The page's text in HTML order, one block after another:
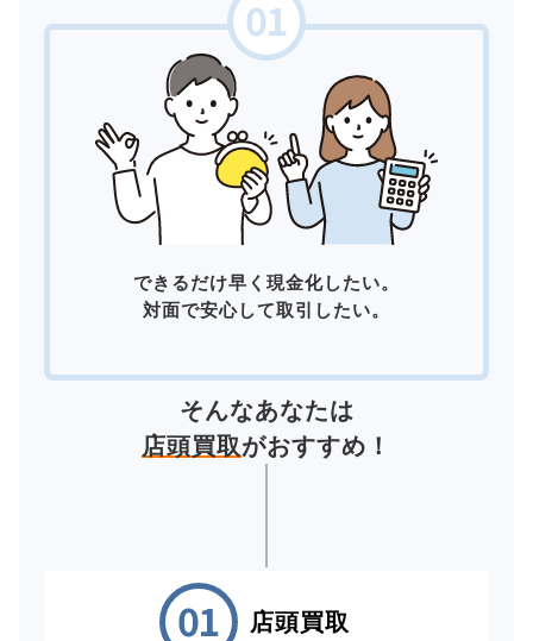
できるだけ早く現金化したい。
対面で安心して取引したい。
そんなあなたは
店頭買取がおすすめ！
店頭買取